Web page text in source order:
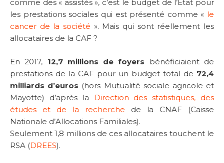
comme des « assistés », c’est le budget de l’État pour
les prestations sociales qui est présenté comme « le
cancer de la société ». Mais qui sont réellement les
allocataires de la CAF ?
En 2017, 12,7 millions de foyers bénéficiaient de
prestations de la CAF pour un budget total de 72,4
milliards d’euros (hors Mutualité sociale agricole et
Mayotte) d’après la Direction des statistiques, des
études et de la recherche de la CNAF (Caisse
Nationale d’Allocations Familiales).
Seulement 1,8 millions de ces allocataires touchent le
RSA (DREES).